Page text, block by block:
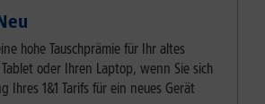
hohe Tauschprämie für Ihr altes
oder Ihren Laptop, wenn Sie sich
Ihres 1&1 Tarifs für ein neues Gerät